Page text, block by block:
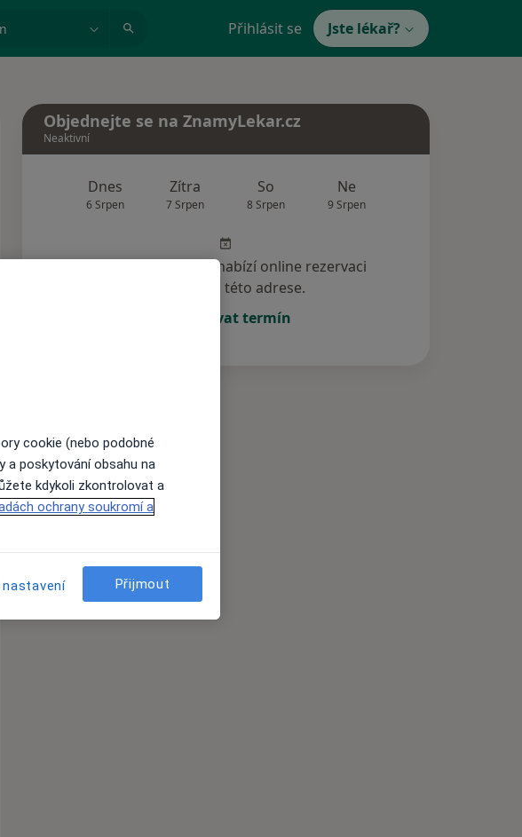
Přihlásit se Jste lékař?
Objednejte se na ZnamyLekar.cz
Neaktivní
Dnes
6 Srpen
Zítra
7 Srpen
So
8 Srpen
Ne
9 Srpen
Tento specialista nenabízí online rezervaci
termínu na této adrese.
Rezervovat termín
cookie (nebo podobné
a poskytování obsahu na
kdykoli zkontrolovat a
ochrany soukromí a
Přijmout